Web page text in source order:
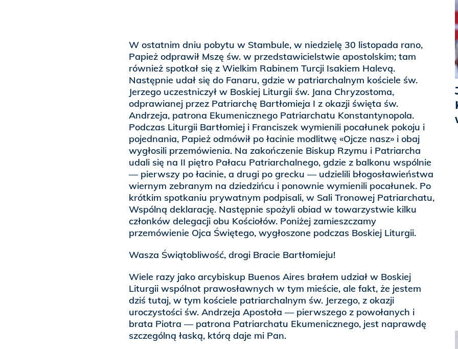
W ostatnim dniu pobytu w Stambule, w niedzielę 30 listopada rano,
Papież odprawił Mszę św. w przedstawicielstwie apostolskim; tam
również spotkał się z Wielkim Rabinem Turcji Isakiem Halevą.
Następnie udał się do Fanaru, gdzie w patriarchalnym kościele św.
Jerzego uczestniczył w Boskiej Liturgii św. Jana Chryzostoma,
odprawianej przez Patriarchę Bartłomieja I z okazji święta św.
Andrzeja, patrona Ekumenicznego Patriarchatu Konstantynopola.
Podczas Liturgii Bartłomiej i Franciszek wymienili pocałunek pokoju i
pojednania, Papież odmówił po łacinie modlitwę «Ojcze nasz» i obaj
wygłosili przemówienia. Na zakończenie Biskup Rzymu i Patriarcha
udali się na II piętro Pałacu Patriarchalnego, gdzie z balkonu wspólnie
— pierwszy po łacinie, a drugi po grecku — udzielili błogosławieństwa
wiernym zebranym na dziedzińcu i ponownie wymienili pocałunek. Po
krótkim spotkaniu prywatnym podpisali, w Sali Tronowej Patriarchatu,
Wspólną deklarację. Następnie spożyli obiad w towarzystwie kilku
członków delegacji obu Kościołów. Poniżej zamieszczamy
przemówienie Ojca Świętego, wygłoszone podczas Boskiej Liturgii.
Wasza Świątobliwość, drogi Bracie Bartłomieju!
Wiele razy jako arcybiskup Buenos Aires brałem udział w Boskiej
Liturgii wspólnot prawosławnych w tym mieście, ale fakt, że jestem
dziś tutaj, w tym kościele patriarchalnym św. Jerzego, z okazji
uroczystości św. Andrzeja Apostoła — pierwszego z powołanych i
brata Piotra — patrona Patriarchatu Ekumenicznego, jest naprawdę
szczególną łaską, którą daje mi Pan.